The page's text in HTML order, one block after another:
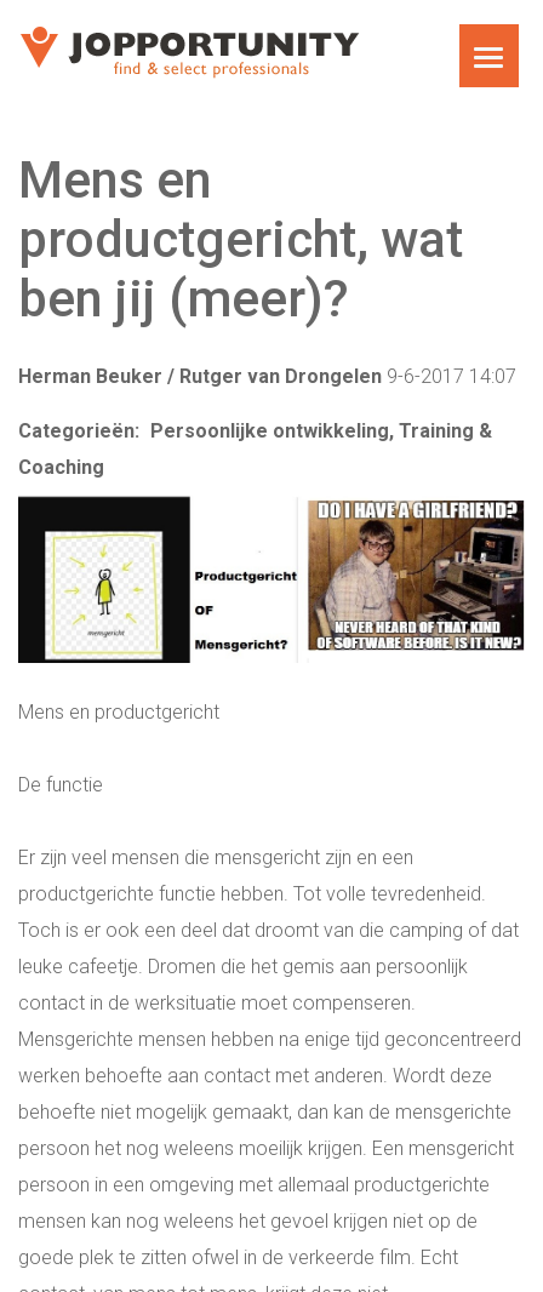
JOPPORTUNITY MEDIA RECRUITMENT
TEAM
EXECUTIVE SEARCH
CARRIÈRECOACHING VOOR MANAGERS EN
EXECUTIVE SEARCH HVAC & UTILITY
INTERNATIONALE DIRECTIE VACATURES
WERKEN OP SINT MAARTEN WERKEN OP
MANAGER & TEAM XLERATOR
VACATURES
PARTNERS
WIE ZIJN WIJ?
INSPIRATIE
Mens en
productgericht, wat
ben jij (meer)?
Herman Beuker / Rutger van Drongelen 9-6-2017 14:07
Categorieën: Persoonlijke ontwikkeling, Training &
Coaching
Mens en productgericht
De functie
Er zijn veel mensen die mensgericht zijn en een
productgerichte functie hebben. Tot volle tevredenheid.
Toch is er ook een deel dat droomt van die camping of dat
leuke cafeetje. Dromen die het gemis aan persoonlijk
contact in de werksituatie moet compenseren.
Mensgerichte mensen hebben na enige tijd geconcentreerd
werken behoefte aan contact met anderen. Wordt deze
behoefte niet mogelijk gemaakt, dan kan de mensgerichte
persoon het nog weleens moeilijk krijgen. Een mensgericht
persoon in een omgeving met allemaal productgerichte
mensen kan nog weleens het gevoel krijgen niet op de
goede plek te zitten ofwel in de verkeerde film. Echt